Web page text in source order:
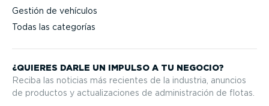
Gestión de vehículos
Todas las categorías
¿QUIERES DARLE UN IMPULSO A TU NEGOCIO?
Reciba las noticias más recientes de la industria, anuncios
de productos y actua­li­za­ciones de adminis­tración de flotas.